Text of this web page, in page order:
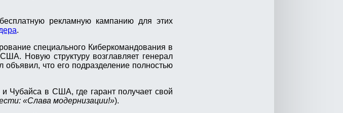
рекламную кампанию для этих
.
специального Киберкомандования в
Новую структуру возглавляет генерал
объявил, что его подразделение полностью
Чубайса в США, где гарант получает свой
«Слава модернизации!»).